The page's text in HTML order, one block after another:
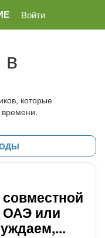
Войти
которые
ОАЭ или